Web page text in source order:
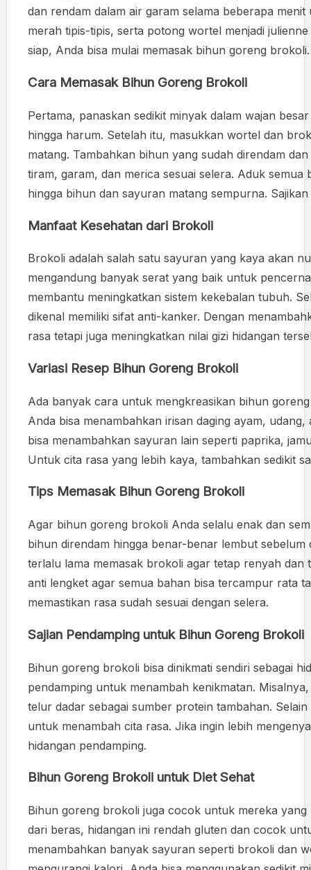
dan rendam dalam air garam selama beberapa
merah tipis-tipis, serta potong wortel menjadi
siap, Anda bisa mulai memasak bihun goreng brokoli.
Cara Memasak Bihun Goreng Brokoli
Pertama, panaskan sedikit minyak dalam wajan
hingga harum. Setelah itu, masukkan wortel dan
matang. Tambahkan bihun yang sudah direndam
tiram, garam, dan merica sesuai selera. Aduk
hingga bihun dan sayuran matang sempurna.
Manfaat Kesehatan dari Brokoli
Brokoli adalah salah satu sayuran yang kaya akan
mengandung banyak serat yang baik untuk
membantu meningkatkan sistem kekebalan tubuh.
dikenal memiliki sifat anti-kanker. Dengan
rasa tetapi juga meningkatkan nilai gizi hidangan
Variasi Resep Bihun Goreng Brokoli
Ada banyak cara untuk mengkreasikan bihun
Anda bisa menambahkan irisan daging ayam,
bisa menambahkan sayuran lain seperti paprika,
Untuk cita rasa yang lebih kaya, tambahkan sedikit
Tips Memasak Bihun Goreng Brokoli
Agar bihun goreng brokoli Anda selalu enak dan
bihun direndam hingga benar-benar lembut
terlalu lama memasak brokoli agar tetap renyah dan
anti lengket agar semua bahan bisa tercampur rata
memastikan rasa sudah sesuai dengan selera.
Sajian Pendamping untuk Bihun Goreng Brokoli
Bihun goreng brokoli bisa dinikmati sendiri sebagai
pendamping untuk menambah kenikmatan.
telur dadar sebagai sumber protein tambahan.
untuk menambah cita rasa. Jika ingin lebih
hidangan pendamping.
Bihun Goreng Brokoli untuk Diet Sehat
Bihun goreng brokoli juga cocok untuk mereka
dari beras, hidangan ini rendah gluten dan cocok
menambahkan banyak sayuran seperti brokoli dan